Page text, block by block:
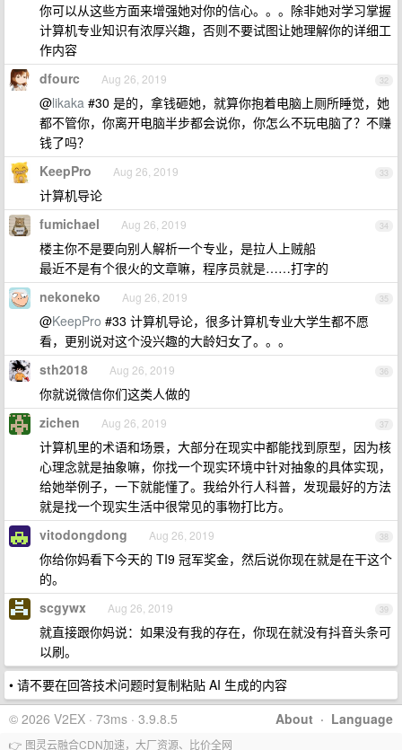
你可以从这些方面来增强她对你的信心。。。除非她对学习掌握
计算机专业知识有浓厚兴趣，否则不要试图让她理解你的详细工
作内容
32
dfourc Aug 26, 2019
@likaka #30 是的，拿钱砸她，就算你抱着电脑上厕所睡觉，她
都不管你，你离开电脑半步都会说你，你怎么不玩电脑了？不赚
钱了吗？
33
KeepPro Aug 26, 2019
计算机导论
34
fumichael Aug 26, 2019
楼主你不是要向别人解析一个专业，是拉人上贼船
最近不是有个很火的文章嘛，程序员就是……打字的
35
nekoneko Aug 26, 2019
@KeepPro #33 计算机导论，很多计算机专业大学生都不愿
看，更别说对这个没兴趣的大龄妇女了。。。
36
sth2018 Aug 26, 2019
你就说微信你们这类人做的
37
zichen Aug 26, 2019
计算机里的术语和场景，大部分在现实中都能找到原型，因为核
心理念就是抽象嘛，你找一个现实环境中针对抽象的具体实现，
给她举例子，一下就能懂了。我给外行人科普，发现最好的方法
就是找一个现实生活中很常见的事物打比方。
38
vitodongdong Aug 26, 2019
你给你妈看下今天的 TI9 冠军奖金，然后说你现在就是在干这个
的。
39
scgywx Aug 26, 2019
就直接跟你妈说：如果没有我的存在，你现在就没有抖音头条可
以刷。
• 请不要在回答技术问题时复制粘贴 AI 生成的内容
About · Language
© 2026 V2EX · 73ms · 3.9.8.5
👉 图灵云融合CDN加速，大厂资源、比价全网